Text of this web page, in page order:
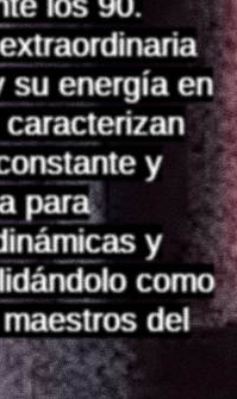
su energía en
y
para
y
como
del